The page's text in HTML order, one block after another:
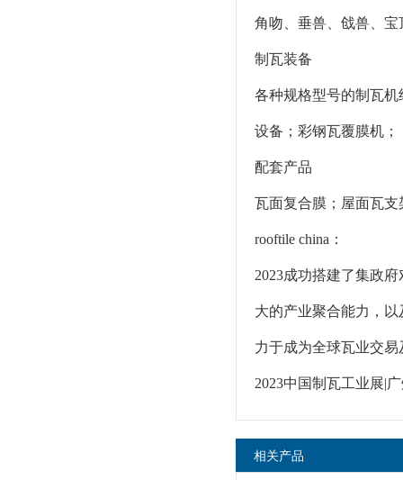
角吻、垂兽、戗兽、
制瓦装备
各种规格型号的制瓦
设备；彩钢瓦覆膜机；
配套产品
瓦面复合膜；屋面瓦
rooftile china：
2023成功搭建了集政
大的产业聚合能力，
力于成为全球瓦业交
2023中国制瓦工业展|
相关产品